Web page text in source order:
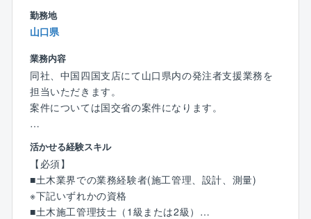
勤務地
山口県
業務内容
同社、中国四国支店にて山口県内の発注者支援業務を
担当いただきます。
案件については国交省の案件になります。
■業務内容：
工事発注者となる国や官公庁、自治体などが手掛ける
公共事業において工事施工者との間に立ち、業務のサ
ポートを行います。
※発注者支援業務とは：公共工事の発注に伴って発生す
活かせる経験スキル
【必須】
■土木業界での業務経験者(施工管理、設計、測量)
※下記いずれかの資格
■土木施工管理技士（1級または2級）